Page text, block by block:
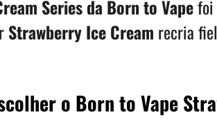
Series da Born to Vapefoi
Strawberry Ice Cream recria
o Born to Vape